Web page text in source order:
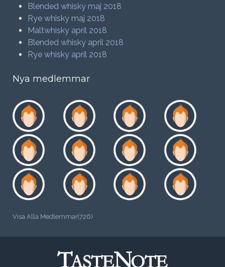
Blended whisky maj 2018
Rye whisky maj 2018
Maltwhisky april 2018
Blended whisky april 2018
Rye whisky april 2018
Nya medlemmar
Visa Alla Medlemmar(726)